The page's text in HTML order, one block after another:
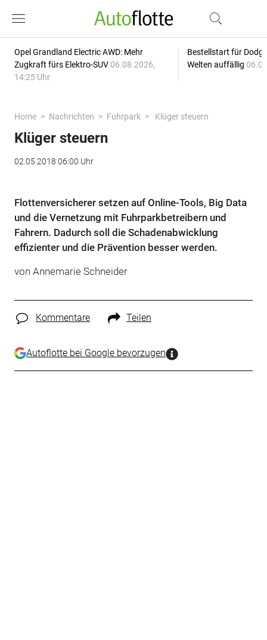
Opel Grandland Electric AWD: Mehr
Zugkraft fürs Elektro-SUV 06.08.2026,
14:25 Uhr
Bestellstart für
Welten auffällig
Home Nachrichten Fuhrpark Klüger steuern
Klüger steuern
02.05.2018 06:00 Uhr
Flottenversicherer setzen auf Online-Tools, Big Data
und die Vernetzung mit Fuhrparkbetreibern und
Fahrern. Dadurch soll die Schadenabwicklung
effizienter und die Prävention besser werden.
von Annemarie Schneider
Kommentare Teilen
Autoflotte bei Google bevorzugen